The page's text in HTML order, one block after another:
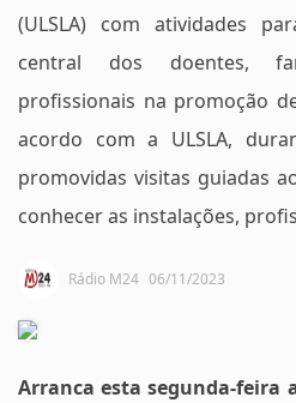
(ULSLA) com atividades
central dos doentes,
profissionais na promoção
acordo com a ULSLA,
promovidas visitas guiadas
conhecer as instalações,
Rádio M24 06/11/2023
Arranca esta segunda-feira